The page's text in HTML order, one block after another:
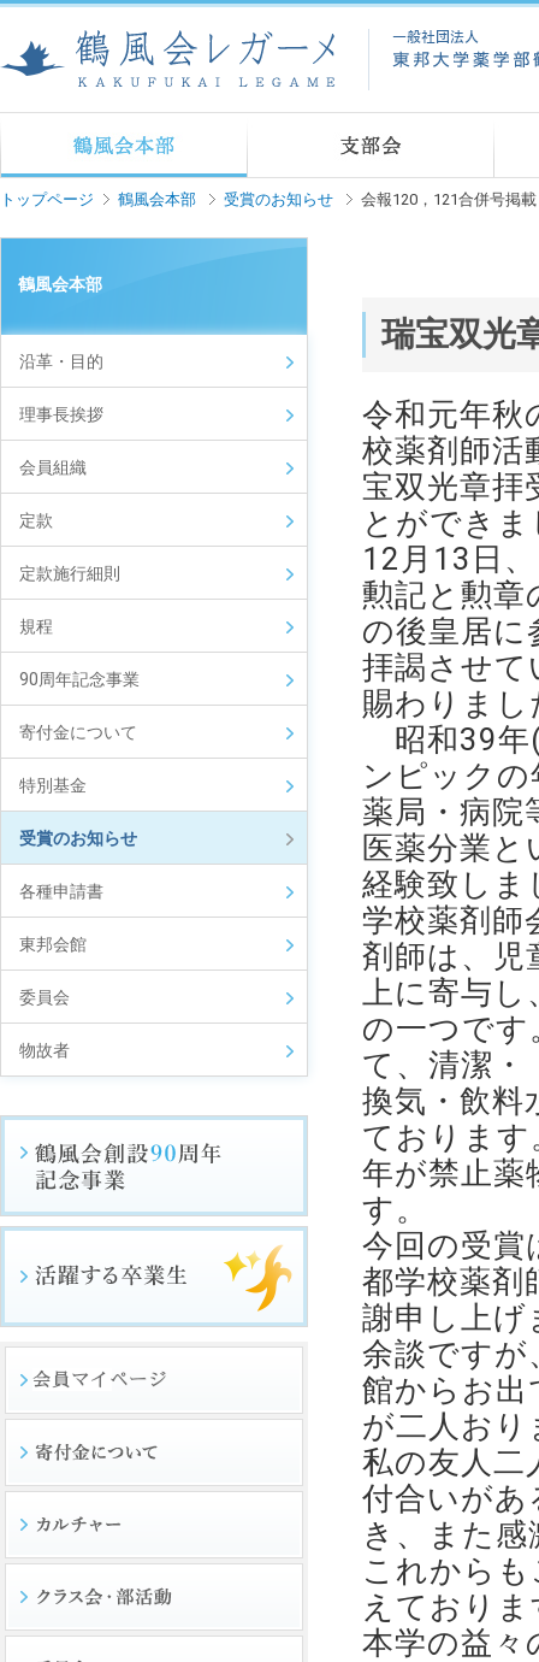
トップページ 鶴風会本部 受賞のお知らせ 会報120，121合併号掲
鶴風会本部
沿革・目的
理事長挨拶
会員組織
定款
定款施行細則
規程
90周年記念事業
寄付金について
特別基金
受賞のお知らせ
各種申請書
東邦会館
委員会
物故者
瑞宝双光
令和元年秋
校薬剤師活
宝双光章拝
とができ
12月13日
勲記と勲章
の後皇居に
拝謁させて
賜わりまし
昭和39年
ンピック
薬局・病院
医薬分業
経験致しま
学校薬剤師
剤師は、児
上に寄与し
の一つです
て、清潔・
換気・飲料
ております
年が禁止薬
す。
今回の受賞
都学校薬剤
謝申し上げ
余談ですが
館からお出
が二人お
私の友人二
付合いがあ
き、また
これから
えておりま
本学の益々